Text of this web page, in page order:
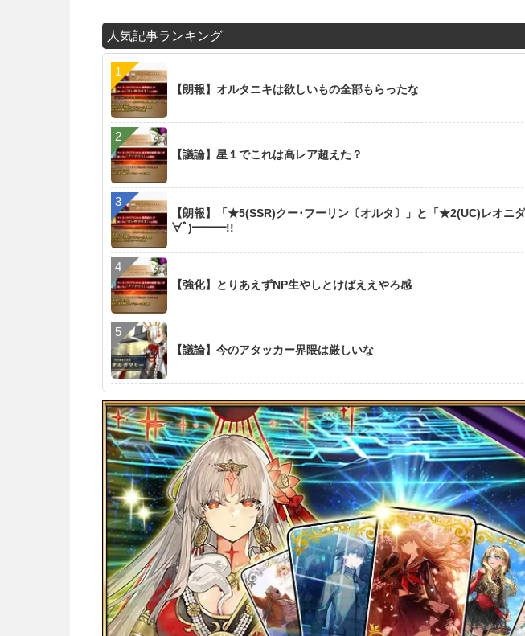
人気記事ランキング
【朗報】オルタニキは欲しいもの全部もらったな
【議論】星１でこれは高レア超えた？
【朗報】「★5(SSR)クー･フーリン〔オルタ〕」と「★2(UC)レオ
∀ﾟ)━━━!!
【強化】とりあえずNP生やしとけばええやろ感
【議論】今のアタッカー界隈は厳しいな